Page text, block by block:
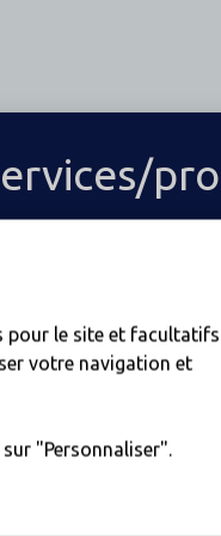
de crédit à durée
pour le site et facultatifs
votre navigation et
"Personnaliser".